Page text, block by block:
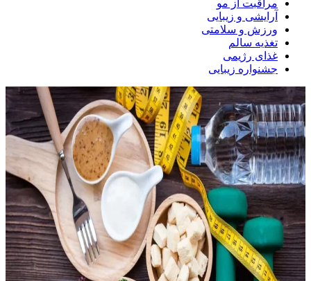
مراقبت از مو
آرایشی و زیبایی
ورزش و سلامتی
تغذیه سالم
غذای رژیمی
جشنواره زیبایی